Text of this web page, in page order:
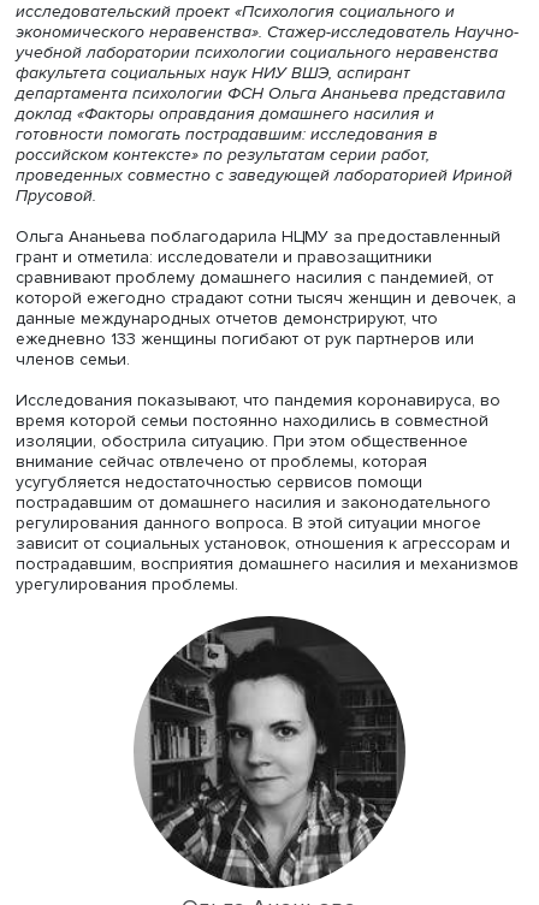
Фото: iStock
В рамках работы НЦМУ «Центр междисциплинарных
исследований человеческого потенциала» реализуется
исследовательский проект «Психология социального и
экономического неравенства». Стажер-исследователь
учебной лаборатории психологии социального
факультета социальных наук НИУ ВШЭ, аспирант
доклад «Факторы оправдания домашнего насилия и
готовности помогать пострадавшим: исследования в
российском контексте» по результатам серии работ,
проведенных совместно с заведующей лабораторией
Прусовой.
Ольга Ананьева поблагодарила НЦМУ за
грант и отметила: исследователи и правозащитники
сравнивают проблему домашнего насилия с
которой ежегодно страдают сотни тысяч женщин и
данные международных отчетов демонстрируют, что
ежедневно 133 женщины погибают от рук партнеров
членов семьи.
Исследования показывают, что пандемия
время которой семьи постоянно находились в
изоляции, обострила ситуацию. При этом общественное
внимание сейчас отвлечено от проблемы, которая
усугубляется недостаточностью сервисов помощи
пострадавшим от домашнего насилия и
регулирования данного вопроса. В этой ситуации
зависит от социальных установок, отношения к
пострадавшим, восприятия домашнего насилия и
урегулирования проблемы.